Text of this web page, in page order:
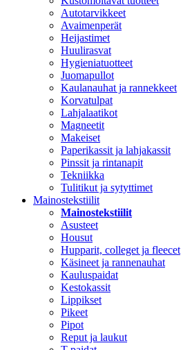
Autotarvikkeet
Avaimenperät
Heijastimet
Huulirasvat
Hygieniatuotteet
Juomapullot
Kaulanauhat ja rannekkeet
Korvatulpat
Lahjalaatikot
Magneetit
Makeiset
Paperikassit ja lahjakassit
Pinssit ja rintanapit
Tekniikka
Tulitikut ja sytyttimet
Mainostekstiilit
Mainostekstiilit
Asusteet
Housut
Hupparit, colleget ja fleecet
Käsineet ja rannenauhat
Kauluspaidat
Kestokassit
Lippikset
Pikeet
Pipot
Reput ja laukut